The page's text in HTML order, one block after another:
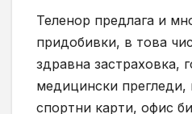
Теленор предлага и
придобивки, в това
здравна застраховка,
медицински прегледи,
спортни карти, офис